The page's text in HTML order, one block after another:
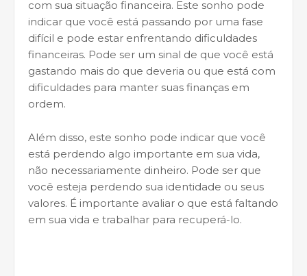
com sua situação financeira. Este sonho pode
indicar que você está passando por uma fase
difícil e pode estar enfrentando dificuldades
financeiras. Pode ser um sinal de que você está
gastando mais do que deveria ou que está com
dificuldades para manter suas finanças em
ordem.
Além disso, este sonho pode indicar que você
está perdendo algo importante em sua vida,
não necessariamente dinheiro. Pode ser que
você esteja perdendo sua identidade ou seus
valores. É importante avaliar o que está faltando
em sua vida e trabalhar para recuperá-lo.